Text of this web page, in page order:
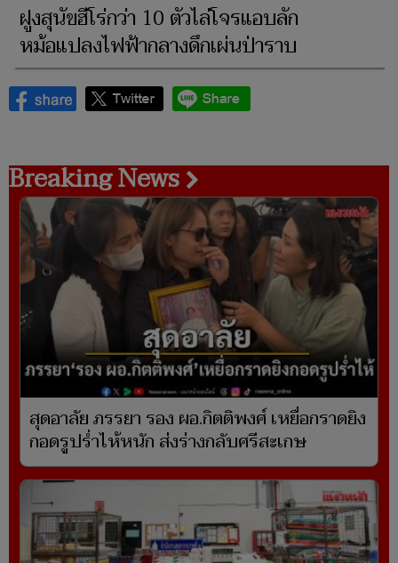
ฝูงสุนัขฮีโร่กว่า 10 ตัวไล่โจรแอบลัก
หม้อแปลงไฟฟ้ากลางดึกเผ่นป่าราบ
Breaking News
สุดอาลัย ภรรยา รอง ผอ.กิตติพงศ์ เหยื่อกราดยิง
กอดรูปร่ำไห้หนัก ส่งร่างกลับศรีสะเกษ